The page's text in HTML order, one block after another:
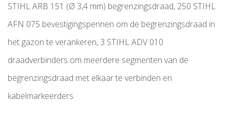
STIHL ARB 151 (Ø 3,4 mm) begrenzingsdraad, 250 STIHL
AFN 075 bevestigingspennen om de begrenzingsdraad in
het gazon te verankeren, 3 STIHL ADV 010
draadverbinders om meerdere segmenten van de
begrenzingsdraad met elkaar te verbinden en
kabelmarkeerders.